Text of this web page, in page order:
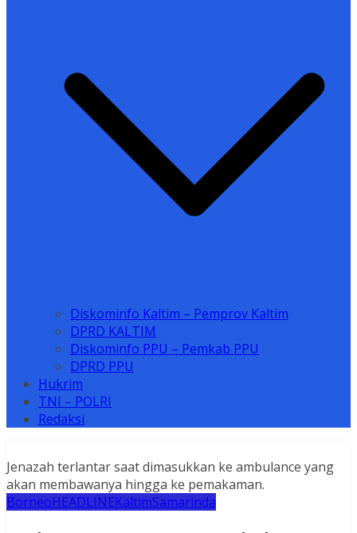
Diskominfo Kaltim – Pemprov Kaltim
DPRD KALTIM
Diskominfo PPU – Pemkab PPU
DPRD PPU
Hukrim
TNI – POLRI
Redaksi
Jenazah terlantar saat dimasukkan ke ambulance yang
akan membawanya hingga ke pemakaman.
BorneoHEADLINEKaltimSamarinda